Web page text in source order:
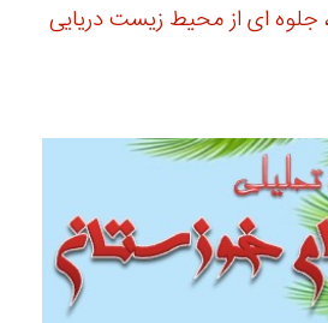
جلوه ای از محیط زیست دریایی